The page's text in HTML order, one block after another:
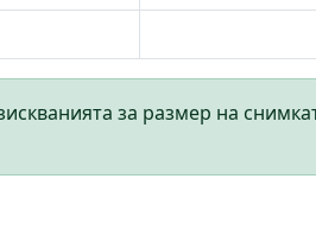
за размер на